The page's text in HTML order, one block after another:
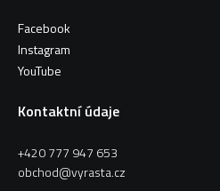
Facebook
Instagram
YouTube
Kontaktní údaje
+420 777 947 653
obchod@vyrasta.cz